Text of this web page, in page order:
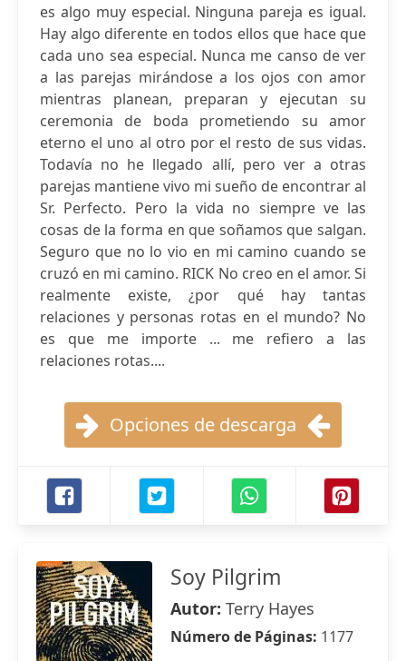
es algo muy especial. Ninguna pareja es igual.
Hay algo diferente en todos ellos que hace que
cada uno sea especial. Nunca me canso de ver
a las parejas mirándose a los ojos con amor
mientras planean, preparan y ejecutan su
ceremonia de boda prometiendo su amor
eterno el uno al otro por el resto de sus vidas.
Todavía no he llegado allí, pero ver a otras
parejas mantiene vivo mi sueño de encontrar al
Sr. Perfecto. Pero la vida no siempre ve las
cosas de la forma en que soñamos que salgan.
Seguro que no lo vio en mi camino cuando se
cruzó en mi camino. RICK No creo en el amor. Si
realmente existe, ¿por qué hay tantas
relaciones y personas rotas en el mundo? No
es que me importe ... me refiero a las
relaciones rotas....
Opciones de descarga
Soy Pilgrim
Autor: Terry Hayes
Número de Páginas: 1177